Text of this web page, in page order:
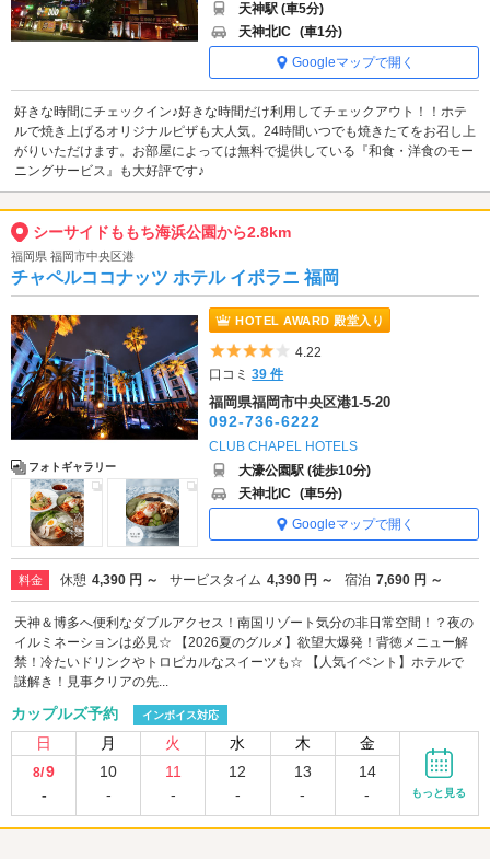
天神駅 (車5分)
天神北IC (車1分)
Googleマップで開く
好きな時間にチェックイン♪好きな時間だけ利用してチェックアウト！！ホテ
ルで焼き上げるオリジナルピザも大人気。24時間いつでも焼きたてをお召し上
がりいただけます。お部屋によっては無料で提供している『和食・洋食のモー
ニングサービス』も大好評です♪
シーサイドももち海浜公園から2.8km
福岡県 福岡市中央区港
チャペルココナッツ ホテル イポラニ 福岡
フォトギャラリー
HOTEL AWARD 殿堂入り
5つ星のうち4
4.22
口コミ39 件
福岡県福岡市中央区港1-5-20
092-736-6222
CLUB CHAPEL HOTELS
大濠公園駅 (徒歩10分)
天神北IC (車5分)
Googleマップで開く
料金 休憩 4,390 円 ～ サービスタイム 4,390 円 ～ 宿泊 7,690 円 ～
天神＆博多へ便利なダブルアクセス！南国リゾート気分の非日常空間！？夜の
イルミネーションは必見☆ 【2026夏のグルメ】欲望大爆発！背徳メニュー解
禁！冷たいドリンクやトロピカルなスイーツも☆ 【人気イベント】ホテルで
謎解き！見事クリアの先...
カップルズ予約 インボイス対応
日 月 火 水 木 金
8/9
-
10
-
11
-
12
-
13
-
14
-
もっと見る